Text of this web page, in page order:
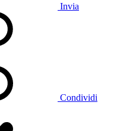
Invia
Condividi